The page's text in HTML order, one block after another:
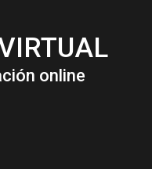
online